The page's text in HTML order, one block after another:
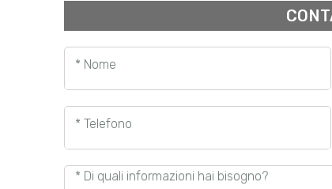
* Nome
* Telefono
* Di quali informazioni hai bisogno?